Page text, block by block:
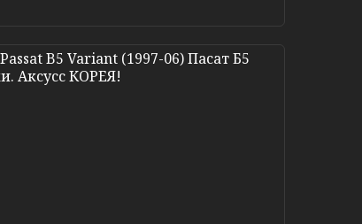
B5 Variant (1997-06) Пасат Б5
Аксусс КОРЕЯ!